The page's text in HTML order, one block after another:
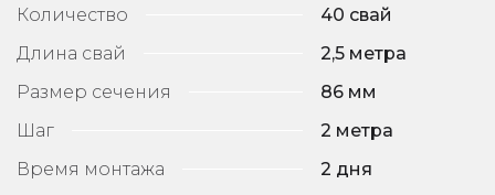
Количество
40 свай
Длина свай
2,5 метра
Размер сечения
86 мм
Шаг
2 метра
Время монтажа
2 дня